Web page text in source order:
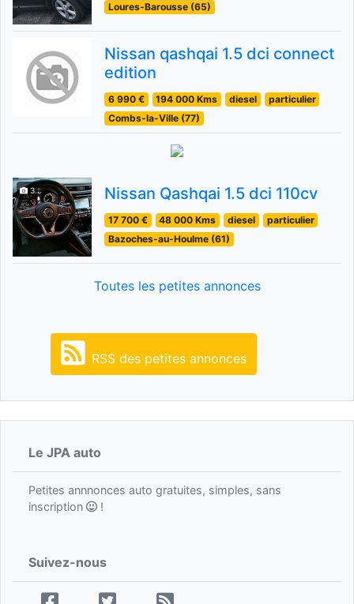
Loures-Barousse (65)
Nissan qashqai 1.5 dci connect
edition
6 990 € 194 000 Kms diesel
particulier
Combs-la-Ville (77)
3 Nissan Qashqai 1.5 dci 110cv
17 700 € 48 000 Kms diesel
particulier
Bazoches-au-Houlme (61)
Toutes les petites annonces
RSS des petites annonces
Le JPA auto
Petites annnonces auto gratuites, simples, sans
inscription
!
Suivez-nous